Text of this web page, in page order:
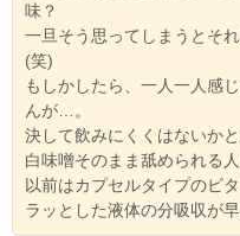
味？
一旦そう思ってしまうとそ
(笑)
もしかしたら、一人一人感
んが…。
決して飲みにくくはないかと
白味噌そのまま舐められる
以前はカプセルタイプのビ
ラッとした液体の分吸収が